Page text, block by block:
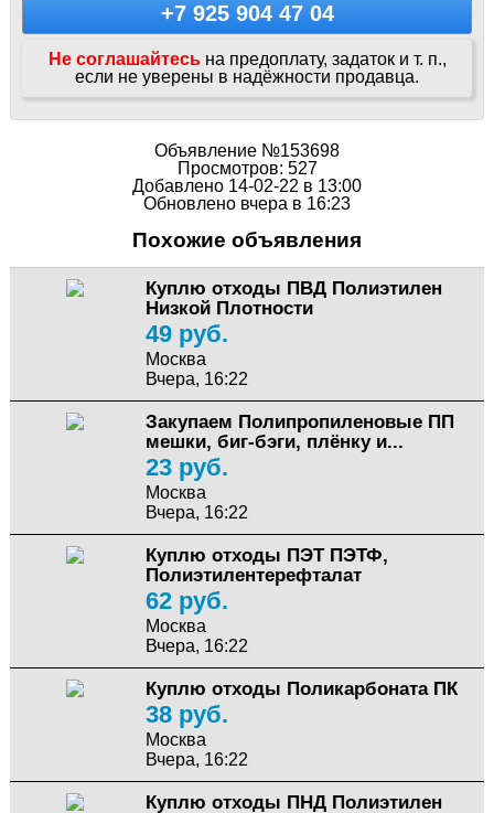
+7 925 904 47 04
Не соглашайтесь на предоплату, задаток и т. п.,
если не уверены в надёжности продавца.
Объявление №153698
Просмотров: 527
Добавлено 14-02-22 в 13:00
Обновлено вчера в 16:23
Похожие объявления
Куплю отходы ПВД Полиэтилен
Низкой Плотности
49 руб.
Москва
Вчера, 16:22
Закупаем Полипропиленовые ПП
мешки, биг-бэги, плёнку и...
23 руб.
Москва
Вчера, 16:22
Куплю отходы ПЭТ ПЭТФ,
Полиэтилентерефталат
62 руб.
Москва
Вчера, 16:22
Куплю отходы Поликарбоната ПК
38 руб.
Москва
Вчера, 16:22
Куплю отходы ПНД Полиэтилен